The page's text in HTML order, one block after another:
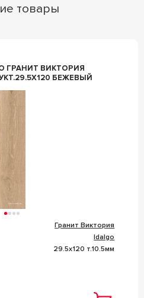
товары
ГРАНИТ ВИКТОРИЯ
БЕЖЕВЫЙ
Гранит Виктория
Idalgo
29.5x120 т.10.5мм